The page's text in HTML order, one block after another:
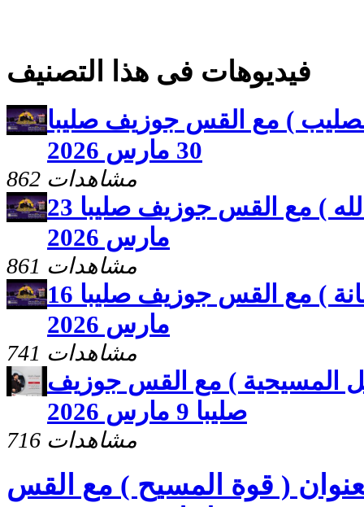
فيديوهات فى هذا التصنيف
) مع القس جوزيف صليبا
30 مارس 2026
862 مشاهدات
مصيرك بايدك ( قوة كلمة الله ) مع القس جوزيف صليبا 23
مارس 2026
861 مشاهدات
مصيرك بايدك ( نتيجة الامانة ) مع القس جوزيف صليبا 16
مارس 2026
741 مشاهدات
المسيحية ) مع القس جوزيف
صليبا 9 مارس 2026
716 مشاهدات
( قوة المسيح ) مع القس